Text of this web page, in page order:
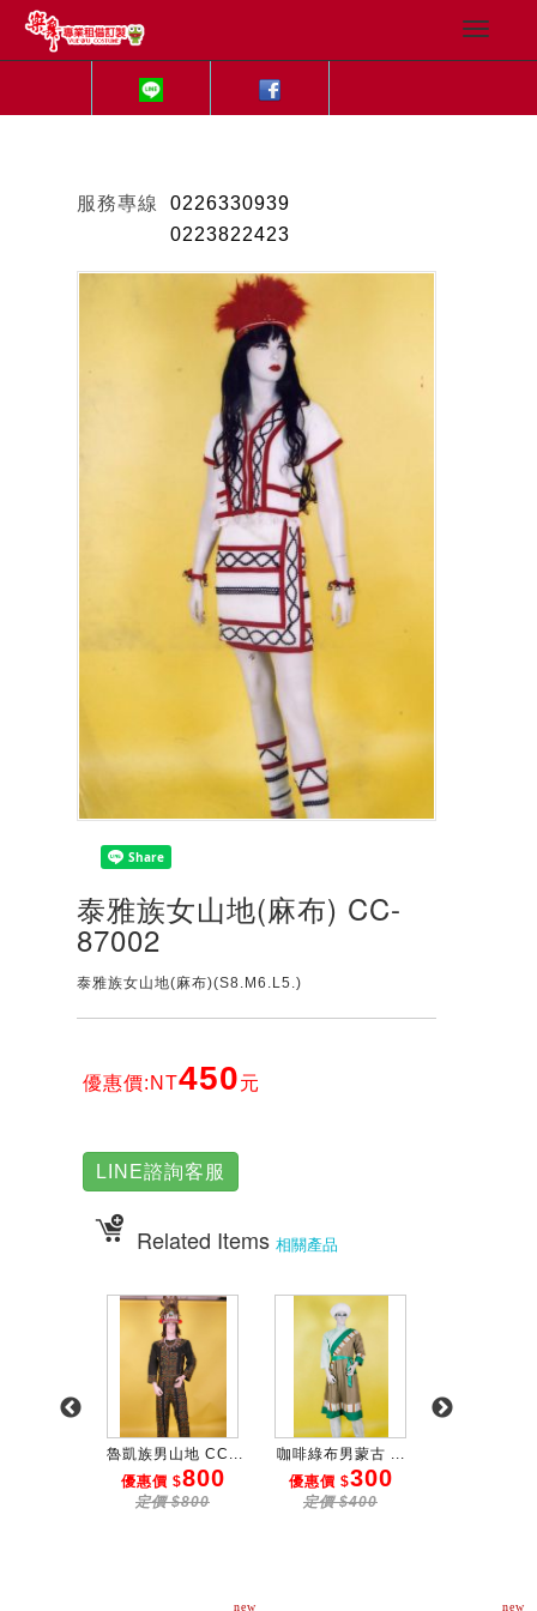
服務專線
0226330939
0223822423
泰雅族女山地(麻布) CC-
87002
泰雅族女山地(麻布)(S8.M6.L5.)
優惠價:NT450元
LINE諮詢客服
Related Items 相關產品
魯凱族男山地 CC...
優惠價 $800
定價 $800
咖啡綠布男蒙古 ...
優惠價 $300
定價 $400
new new